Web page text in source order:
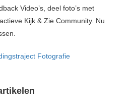
Video’s, deel foto’s met
Kijk & Zie Community. Nu